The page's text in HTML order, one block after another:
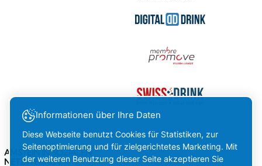
AMSTEIN IN SOZIALEN
NETZWERKEN
Informationen über Ihre Daten
Diese Webseite benutzt Cookies für Statistiken, zur
Seitenoptimierung und für zielgerichtetes Marketing. Mit
der weiteren Benutzung dieser Seite akzeptieren Sie